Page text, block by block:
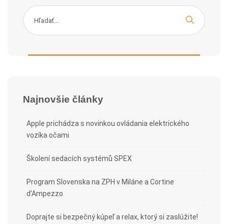
Najnovšie články
Apple prichádza s novinkou ovládania elektrického
vozíka očami
Školení sedacích systémů SPEX
Program Slovenska na ZPH v Miláne a Cortine
d’Ampezzo
Doprajte si bezpečný kúpeľ a relax, ktorý si zaslúžite!